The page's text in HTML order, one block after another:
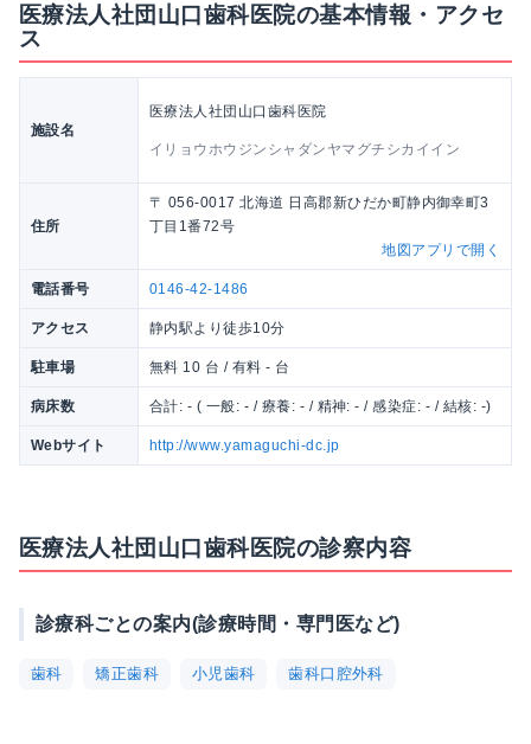
医療法人社団山口歯科医院の基本情報・アクセ
ス
施設名
医療法人社団山口歯科医院
イリョウホウジンシャダンヤマグチシカイイン
住所
〒 056-0017 北海道 日高郡新ひだか町静内御幸町3
丁目1番72号
地図アプリで開く
電話番号 0146-42-1486
アクセス 静内駅より徒歩10分
駐車場 無料 10 台 / 有料 - 台
病床数 合計: - ( 一般: - / 療養: - / 精神: - / 感染症: - / 結核: -)
Webサイト http://www.yamaguchi-dc.jp
医療法人社団山口歯科医院の診察内容
診療科ごとの案内(診療時間・専門医など)
歯科 矯正歯科 小児歯科 歯科口腔外科